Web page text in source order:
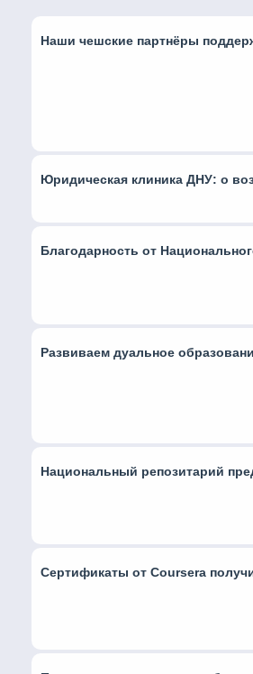
Наши чешские партнёры
Юридическая клиника ДНУ: о
Благодарность от
Развиваем дуальное
Национальный репозитарий
Сертификаты от Coursera